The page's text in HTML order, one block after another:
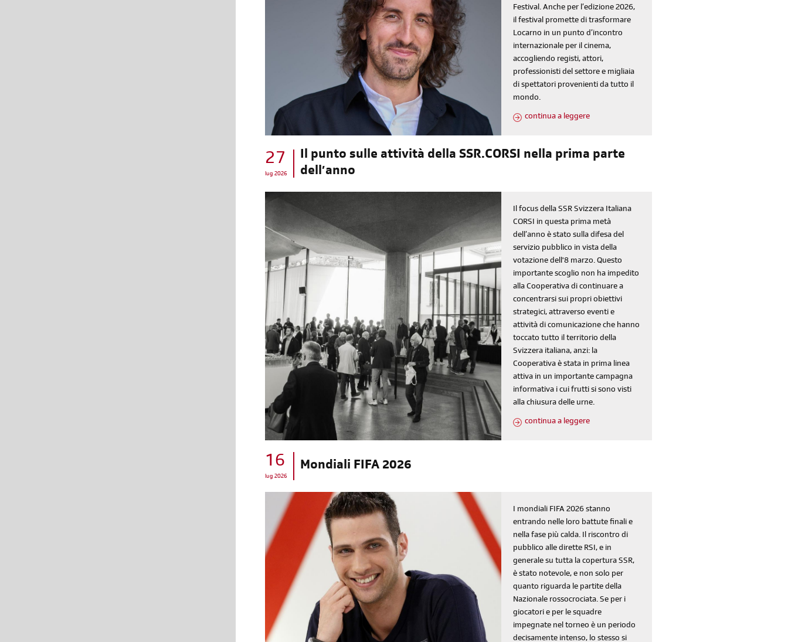
sondaggi
di' la tua
login
area riservata
Festival. Anche per l’edizione 2026,
il festival promette di trasformare
Locarno in un punto d’incontro
internazionale per il cinema,
accogliendo registi, attori,
professionisti del settore e migliaia
di spettatori provenienti da tutto il
mondo.
continua a leggere
27
lug 2026
Il punto sulle attività della SSR.CORSI nella prima parte
dell’anno
Il focus della SSR Svizzera Italiana
CORSI in questa prima metà
dell’anno è stato sulla difesa del
servizio pubblico in vista della
votazione dell'8 marzo. Questo
importante scoglio non ha impedito
alla Cooperativa di continuare a
concentrarsi sui propri obiettivi
strategici, attraverso eventi e
attività di comunicazione che hanno
toccato tutto il territorio della
Svizzera italiana, anzi: la
Cooperativa è stata in prima linea
attiva in un importante campagna
informativa i cui frutti si sono visti
alla chiusura delle urne.
continua a leggere
16
lug 2026
Mondiali FIFA 2026
I mondiali FIFA 2026 stanno
entrando nelle loro battute finali e
nella fase più calda. Il riscontro di
pubblico alle dirette RSI, e in
generale su tutta la copertura SSR,
è stato notevole, e non solo per
quanto riguarda le partite della
Nazionale rossocrociata. Se per i
giocatori e per le squadre
impegnate nel torneo è un periodo
decisamente intenso, lo stesso si